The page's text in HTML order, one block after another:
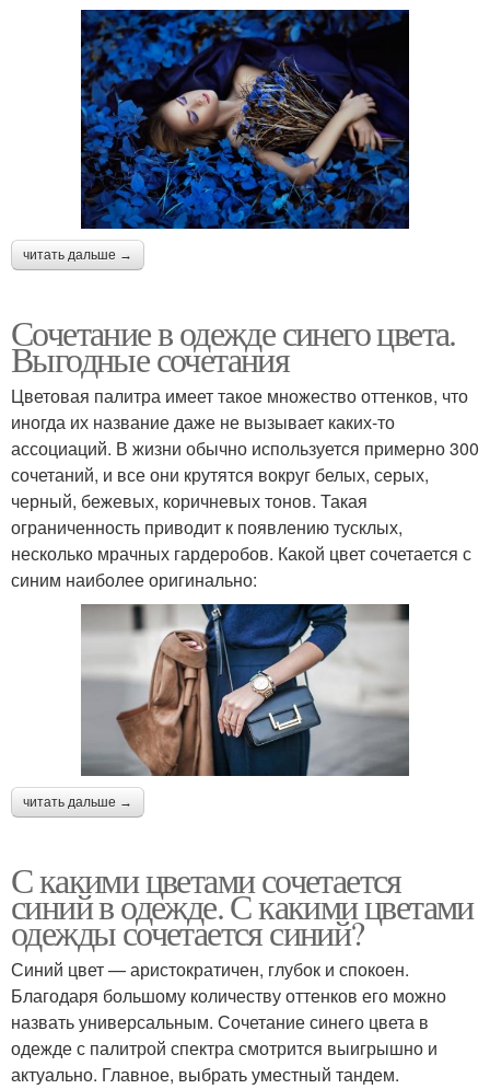
читать дальше →
Сочетание в одежде синего цвета.
Выгодные сочетания
Цветовая палитра имеет такое множество оттенков, что
иногда их название даже не вызывает каких-то
ассоциаций. В жизни обычно используется примерно 300
сочетаний, и все они крутятся вокруг белых, серых,
черный, бежевых, коричневых тонов. Такая
ограниченность приводит к появлению тусклых,
несколько мрачных гардеробов. Какой цвет сочетается с
синим наиболее оригинально:
читать дальше →
С какими цветами сочетается
синий в одежде. С какими цветами
одежды сочетается синий?
Синий цвет — аристократичен, глубок и спокоен.
Благодаря большому количеству оттенков его можно
назвать универсальным. Сочетание синего цвета в
одежде с палитрой спектра смотрится выигрышно и
актуально. Главное, выбрать уместный тандем.